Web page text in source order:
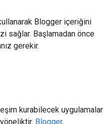
Blogger içeriğini
sağlar. Başlamadan önce
gerekir.
kurabilecek uygulamalar
Blogger,